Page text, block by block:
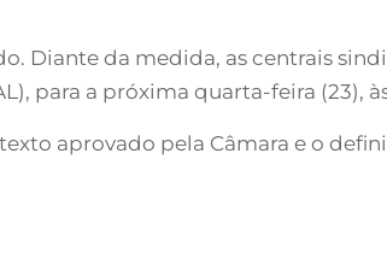
Diante da medida, as centrais
para a próxima quarta-feira (23), às
aprovado pela Câmara e o